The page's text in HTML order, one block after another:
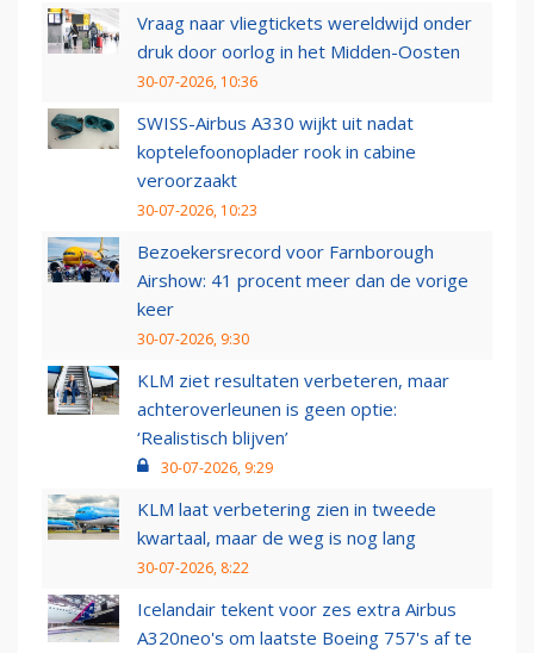
Vraag naar vliegtickets wereldwijd onder
druk door oorlog in het Midden-Oosten
30-07-2026, 10:36
SWISS-Airbus A330 wijkt uit nadat
koptelefoonoplader rook in cabine
veroorzaakt
30-07-2026, 10:23
Bezoekersrecord voor Farnborough
Airshow: 41 procent meer dan de vorige
keer
30-07-2026, 9:30
KLM ziet resultaten verbeteren, maar
achteroverleunen is geen optie:
‘Realistisch blijven’
30-07-2026, 9:29
KLM laat verbetering zien in tweede
kwartaal, maar de weg is nog lang
30-07-2026, 8:22
Icelandair tekent voor zes extra Airbus
A320neo's om laatste Boeing 757's af te